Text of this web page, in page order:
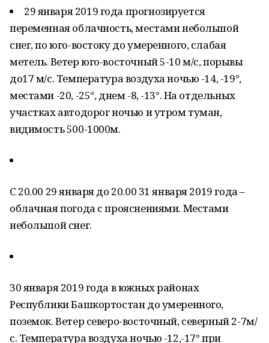
29 января 2019 года прогнозируется
переменная облачность, местами небольшой
снег, по юго-востоку до умеренного, слабая
метель. Ветер юго-восточный 5-10 м/с, порывы
до17 м/с. Температура воздуха ночью -14, -19°,
местами -20, -25°, днем -8, -13°. На отдельных
участках автодорог ночью и утром туман,
видимость 500-1000м.
С 20.00 29 января до 20.00 31 января 2019 года –
облачная погода с прояснениями. Местами
небольшой снег.
30 января 2019 года в южных районах
Республики Башкортостан до умеренного,
поземок. Ветер северо-восточный, северный 2-7м/
с. Температура воздуха ночью -12,-17° при